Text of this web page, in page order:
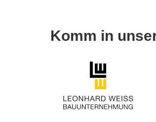
Komm in